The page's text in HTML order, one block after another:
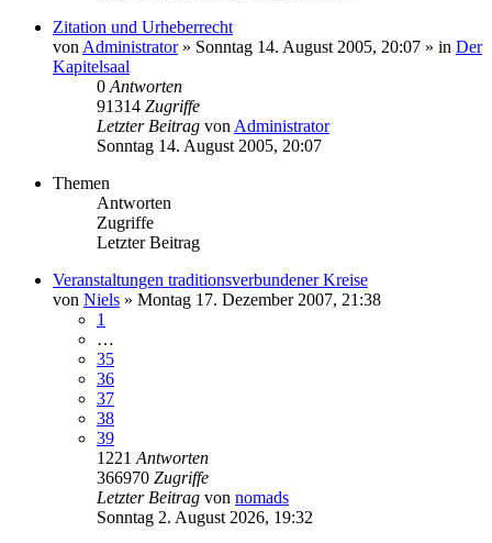
Zitation und Urheberrecht
von Administrator» Sonntag 14. August 2005, 20:07 » in Der
Kapitelsaal
0 Antworten
91314 Zugriffe
Letzter Beitrag von Administrator
Sonntag 14. August 2005, 20:07
Themen
Antworten
Zugriffe
Letzter Beitrag
Veranstaltungen traditionsverbundener Kreise
von Niels » Montag 17. Dezember 2007, 21:38
1
…
35
36
37
38
39
1221 Antworten
366970 Zugriffe
Letzter Beitrag von nomads
Sonntag 2. August 2026, 19:32